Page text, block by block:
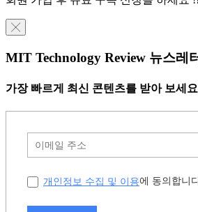
╳
MIT Technology Review 뉴스레
가장 빠르게 최신 콘텐츠를 받아 보세
개인정보 수집 및 이용에 동의합니